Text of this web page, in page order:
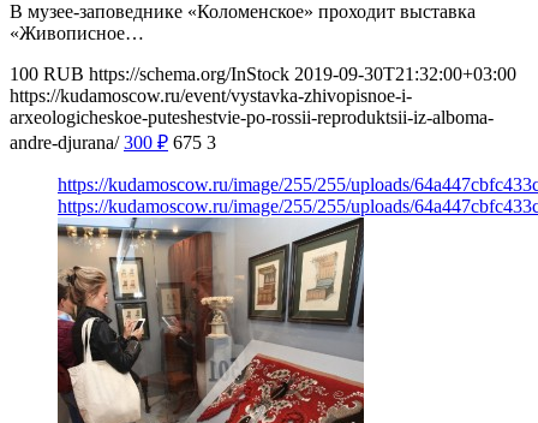
В музее-заповеднике «Коломенское» проходит выставка
«Живописное…
100 RUB https://schema.org/InStock 2019-09-30T21:32:00+03:00
https://kudamoscow.ru/event/vystavka-zhivopisnoe-i-
arxeologicheskoe-puteshestvie-po-rossii-reproduktsii-iz-alboma-
andre-djurana/ 300 ₽ 675 3
https://kudamoscow.ru/image/255/255/uploads/
https://kudamoscow.ru/image/255/255/uploads/